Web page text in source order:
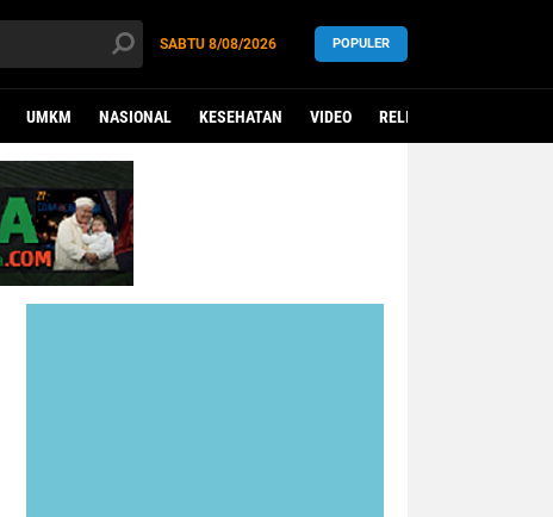
SABTU 8/08/2026 POPULER
UMKM NASIONAL KESEHATAN VIDEO RELIGI